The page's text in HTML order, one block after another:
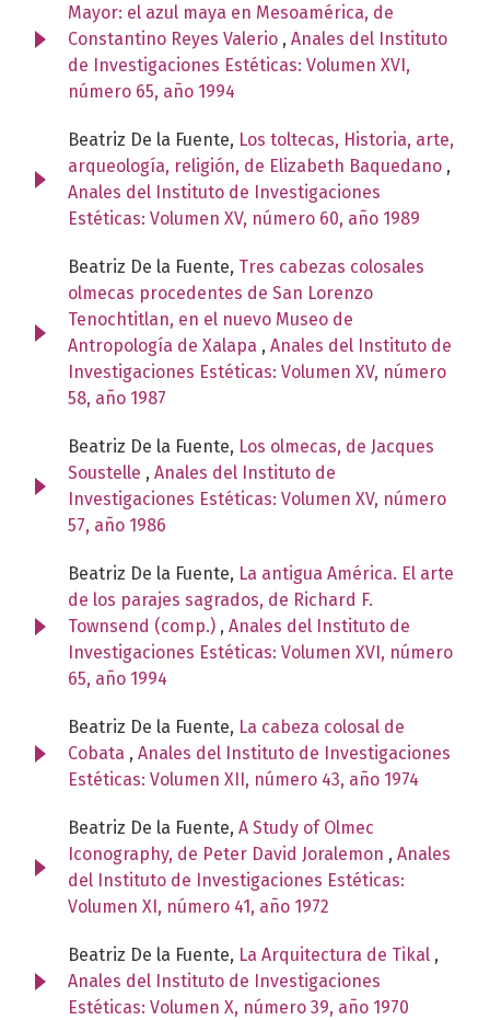
Mayor: el azul maya en Mesoamérica, de
Constantino Reyes Valerio , Anales del Instituto
de Investigaciones Estéticas: Volumen XVI,
número 65, año 1994
Beatriz De la Fuente, Los toltecas, Historia, arte,
arqueología, religión, de Elizabeth Baquedano ,
Anales del Instituto de Investigaciones
Estéticas: Volumen XV, número 60, año 1989
Beatriz De la Fuente, Tres cabezas colosales
olmecas procedentes de San Lorenzo
Tenochtitlan, en el nuevo Museo de
Antropología de Xalapa , Anales del Instituto de
Investigaciones Estéticas: Volumen XV, número
58, año 1987
Beatriz De la Fuente, Los olmecas, de Jacques
Soustelle , Anales del Instituto de
Investigaciones Estéticas: Volumen XV, número
57, año 1986
Beatriz De la Fuente, La antigua América. El arte
de los parajes sagrados, de Richard F.
Townsend (comp.) , Anales del Instituto de
Investigaciones Estéticas: Volumen XVI, número
65, año 1994
Beatriz De la Fuente, La cabeza colosal de
Cobata , Anales del Instituto de Investigaciones
Estéticas: Volumen XII, número 43, año 1974
Beatriz De la Fuente, A Study of Olmec
Iconography, de Peter David Joralemon , Anales
del Instituto de Investigaciones Estéticas:
Volumen XI, número 41, año 1972
Beatriz De la Fuente, La Arquitectura de Tikal ,
Anales del Instituto de Investigaciones
Estéticas: Volumen X, número 39, año 1970